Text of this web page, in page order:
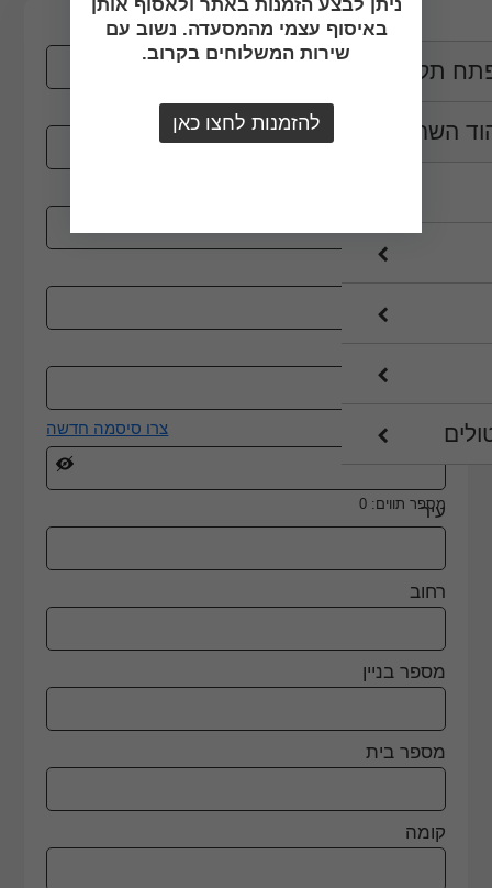
תקווה
השרון
שם פרטי
צרו סיסמה חדשה
מספר תווים:0 עיר
רחוב
מספר בניין
מספר בית
קומה
ניתן לבצע הזמנות באתר ולאסוף אותן
באיסוף עצמי מהמסעדה. נשוב עם
שירות המשלוחים בקרוב.
להזמנות לחצו כאן